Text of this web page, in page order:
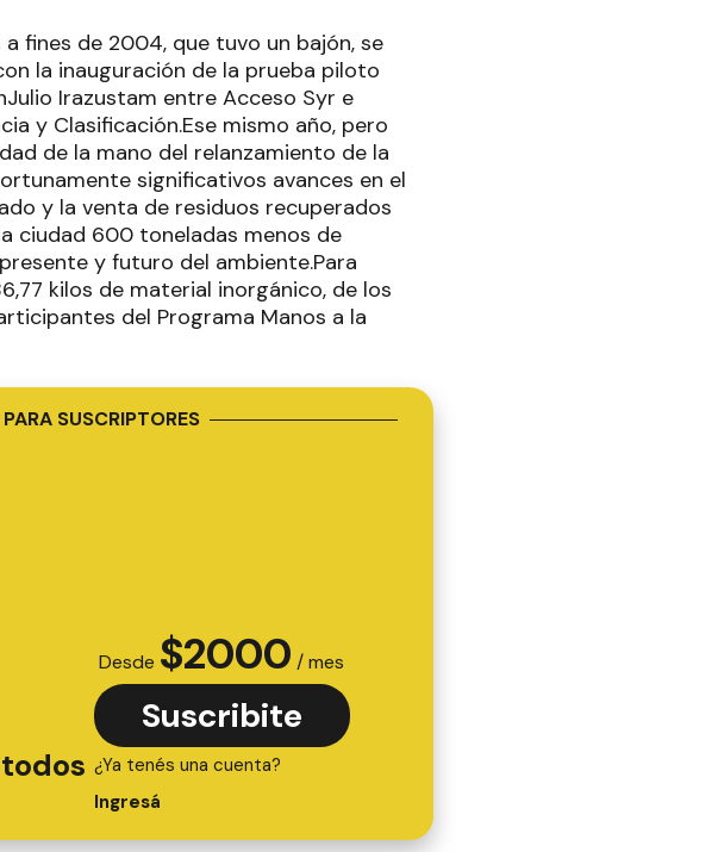
fines de 2004, que tuvo un bajón, se
la inauguración de la prueba piloto
Irazustam entre Acceso Syr e
y Clasificación.Ese mismo año, pero
de la mano del relanzamiento de la
significativos avances en el
y la venta de residuos recuperados
ciudad 600 toneladas menos de
y futuro del ambiente.Para
kilos de material inorgánico, de los
del Programa Manos a la
SUSCRIPTORES
Desde $2000 / mes
Suscribite
¿Ya tenés una cuenta?
Ingresá